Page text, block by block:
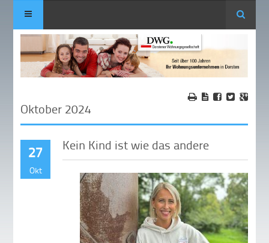
Suche
Oktober 2024
27
Okt
Kein Kind ist wie das andere